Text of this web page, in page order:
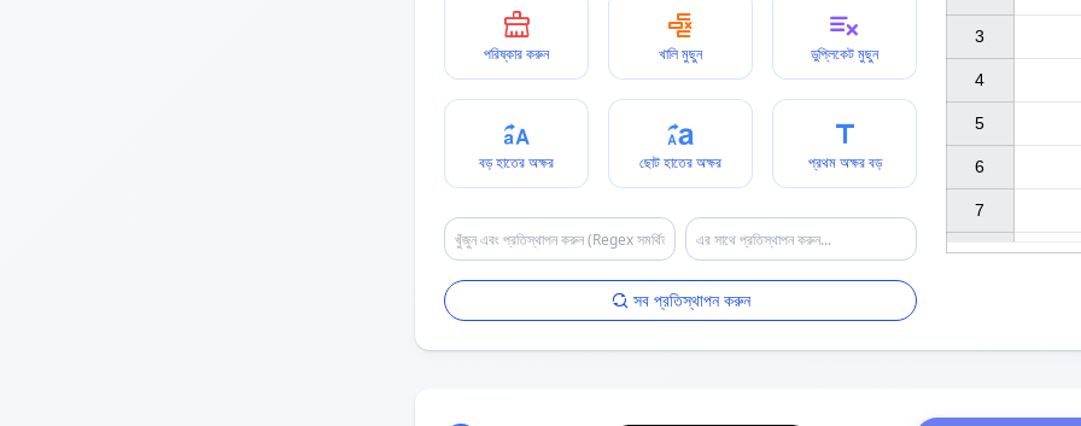
পরিষ্কার করুন খালি মুছুন ডুপ্লিকেট মুছুন
বড় হাতের অক্ষর ছোট হাতের অক্ষর প্রথম অক্ষর বড়
সব প্রতিস্থাপন করুন
3
4
5
6
7